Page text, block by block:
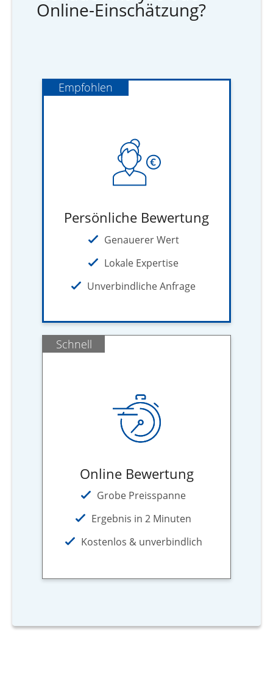
Online-Einschätzung?
Empfohlen
Persönliche Bewertung
Genauerer Wert
Lokale Expertise
Unverbindliche Anfrage
Schnell
Online Bewertung
Grobe Preisspanne
Ergebnis in 2 Minuten
Kostenlos & unverbindlich